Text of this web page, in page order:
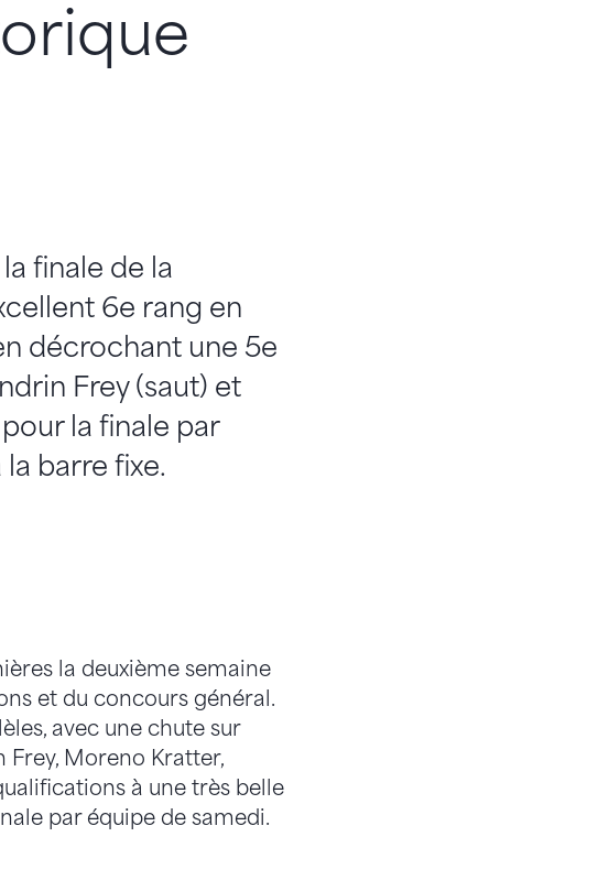
finale de la
6e rang en
décrochant une 5e
Frey (saut) et
la finale par
barre fixe.
la deuxième semaine
et du concours général.
avec une chute sur
Moreno Kratter,
à une très belle
par équipe de samedi.